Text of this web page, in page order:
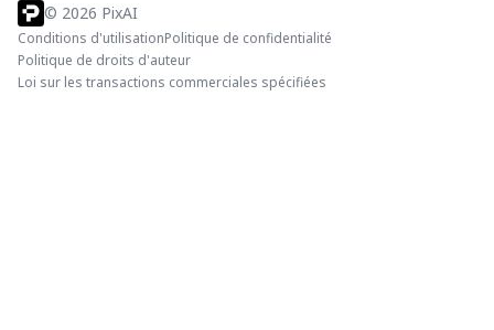
© 2026 PixAI
Conditions d'utilisationPolitique de confidentialité
Politique de droits d'auteur
Loi sur les transactions commerciales spécifiées